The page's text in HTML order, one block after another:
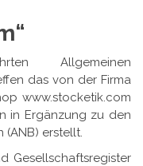
Allgemeinen
das von der Firma
www.stocketik.com
in Ergänzung zu den
erstellt.
Gesellschaftsregister